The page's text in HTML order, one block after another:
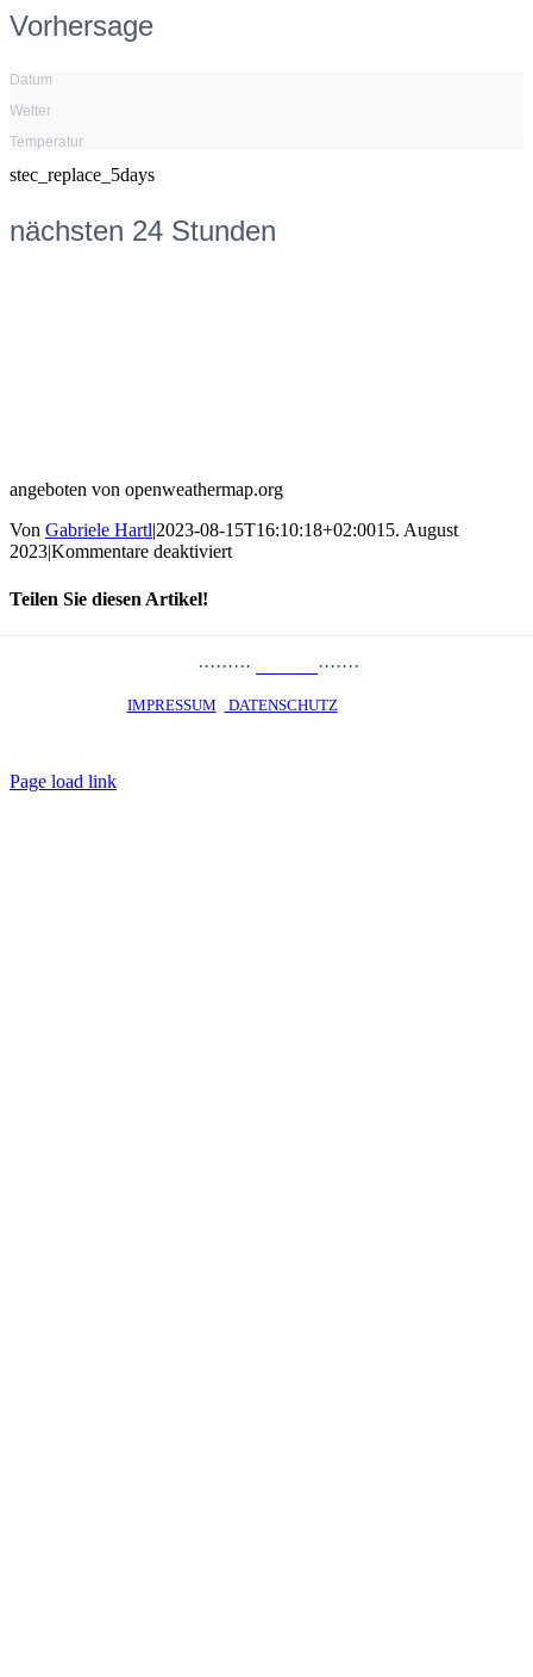
Vorhersage
Datum
Wetter
Temperatur
stec_replace_5days
nächsten 24 Stunden
angeboten von openweathermap.org
Von Gabriele Hartl|2023-08-15T16:10:18+02:0015. August
2023|Kommentare deaktiviertfür
Teilen Sie diesen Artikel!
········· ·······
IMPRESSUM DATENSCHUTZ· © 2020 · OKO PRIVATE
Page load link